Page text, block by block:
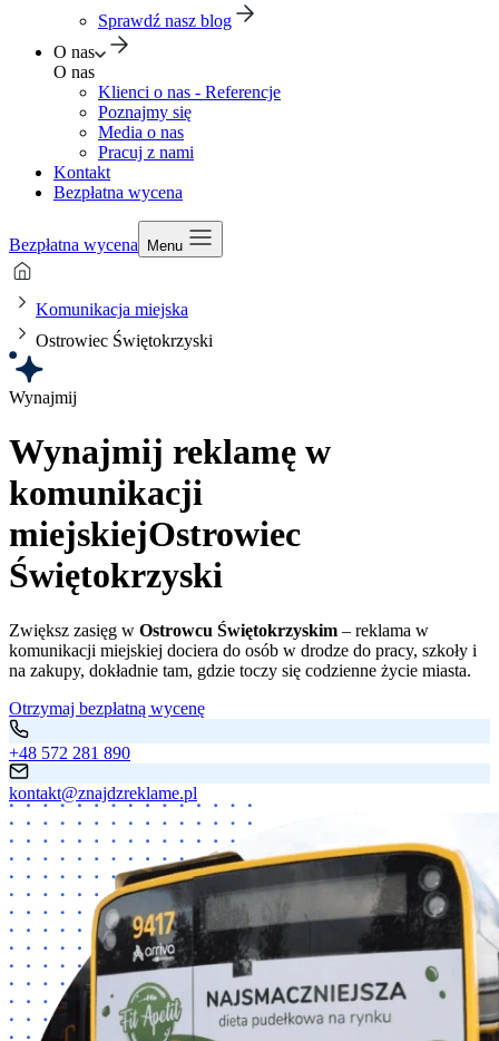
Sprawdź nasz blog
O nas
O nas
Klienci o nas - Referencje
Poznajmy się
Media o nas
Pracuj z nami
Kontakt
Bezpłatna wycena
Bezpłatna wycena Menu
Komunikacja miejska
Ostrowiec Świętokrzyski
Wynajmij
Wynajmij reklamę w
komunikacji
miejskiejOstrowiec
Świętokrzyski
Zwiększ zasięg w Ostrowcu Świętokrzyskim – reklama w
komunikacji miejskiej dociera do osób w drodze do pracy, szkoły i
na zakupy, dokładnie tam, gdzie toczy się codzienne życie miasta.
Otrzymaj bezpłatną wycenę
+48 572 281 890
kontakt@znajdzreklame.pl